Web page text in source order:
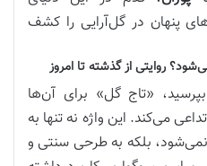
پنهان در گل‌آرایی را کشف
روایتی از گذشته تا امروز
«تاج گل» برای آن‌ها
می‌کند. این واژه نه تنها به
نمی‌شود، بلکه به طرحی سنتی و